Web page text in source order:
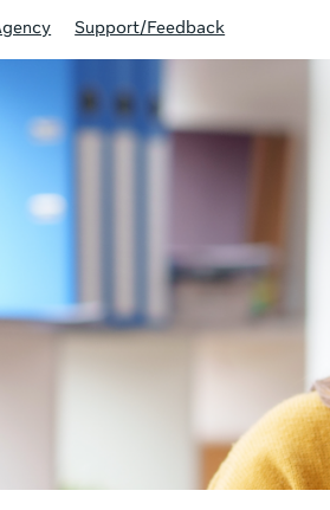
Support/Feedback